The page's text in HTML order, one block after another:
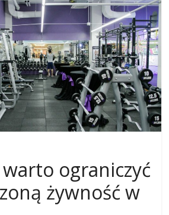
warto ograniczyć
żywność w